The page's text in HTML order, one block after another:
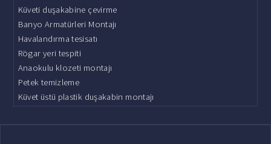
Küveti duşakabine çevirme
Banyo Armatürleri Montajı
Havalandırma tesisatı
Rögar yeri tespiti
Anaokulu klozeti montajı
Petek temizleme
Küvet üstü plastik duşakabin montajı